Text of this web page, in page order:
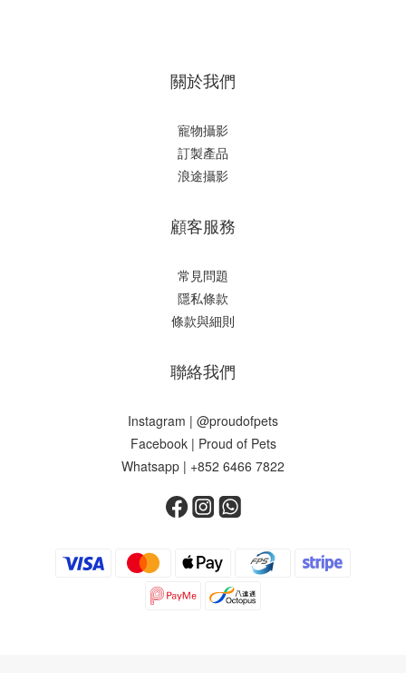
關於我們
寵物攝影
訂製產品
浪途攝影
顧客服務
常見問題
隱私條款
條款與細則
聯絡我們
Instagram | @proudofpets
Facebook | Proud of Pets
Whatsapp | +852 6466 7822